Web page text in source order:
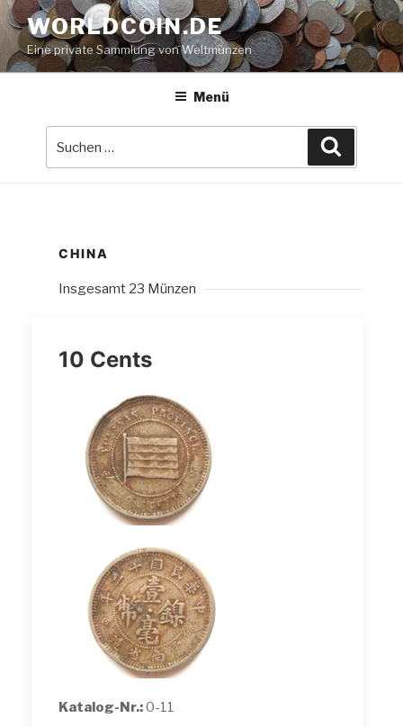
Zum
Inhalt
springen
WORLDCOIN.DE
Eine private Sammlung von Weltmünzen
Menü
CHINA
Insgesamt 23 Münzen
10 Cents
Katalog-Nr.:0-11